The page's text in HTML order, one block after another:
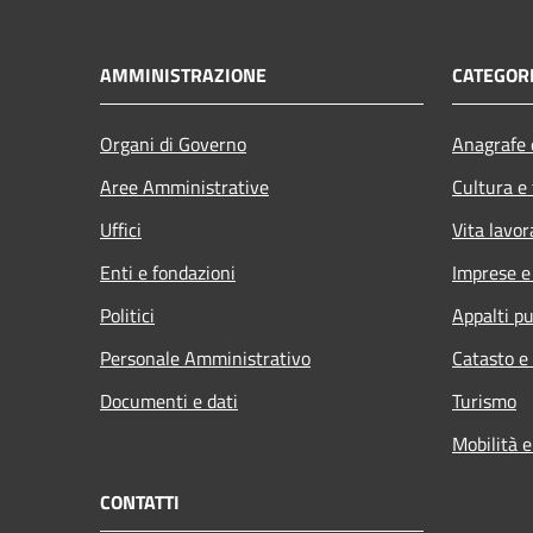
AMMINISTRAZIONE
Organi di Governo
Aree Amministrative
Uffici
Enti e fondazioni
Politici
Personale Amministrativo
Documenti e dati
Cultura
Vita
Imprese
Appalti
Catasto
Turismo
Mobilità
CONTATTI